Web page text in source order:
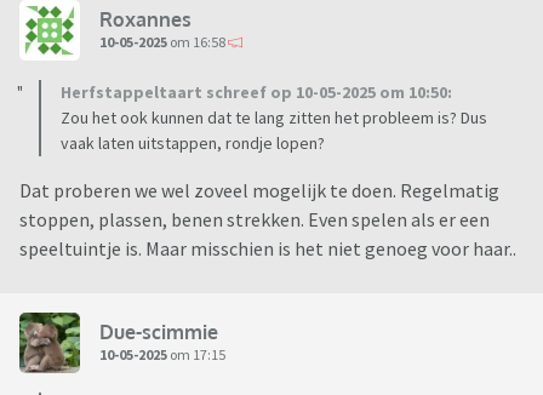
Roxannes
10-05-2025 om 16:58
Herfstappeltaart schreef op 10-05-2025 om 10:50:
Zou het ook kunnen dat te lang zitten het probleem is? Dus
vaak laten uitstappen, rondje lopen?
Dat proberen we wel zoveel mogelijk te doen. Regelmatig
stoppen, plassen, benen strekken. Even spelen als er een
speeltuintje is. Maar misschien is het niet genoeg voor haar..
Due-scimmie
10-05-2025 om 17:15